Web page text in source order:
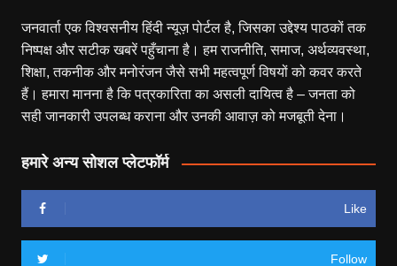
जनवार्ता एक विश्वसनीय हिंदी न्यूज़ पोर्टल है, जिसका उद्देश्य पाठकों तक
निष्पक्ष और सटीक खबरें पहुँचाना है। हम राजनीति, समाज, अर्थव्यवस्था,
शिक्षा, तकनीक और मनोरंजन जैसे सभी महत्वपूर्ण विषयों को कवर करते
हैं। हमारा मानना है कि पत्रकारिता का असली दायित्व है – जनता को
सही जानकारी उपलब्ध कराना और उनकी आवाज़ को मजबूती देना।
हमारे अन्य सोशल प्लेटफॉर्म
Like
Follow